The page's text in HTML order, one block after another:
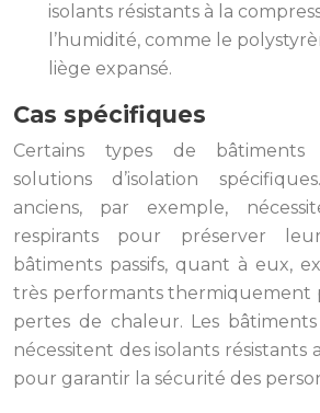
isolants résistants à la
l’humidité, comme le
liège expansé.
Cas spécifiques
Certains types de bâtiments
solutions d’isolation
anciens, par exemple,
respirants pour préserver
bâtiments passifs, quant à eux,
très performants thermiquement
pertes de chaleur. Les
nécessitent des isolants
pour garantir la sécurité des